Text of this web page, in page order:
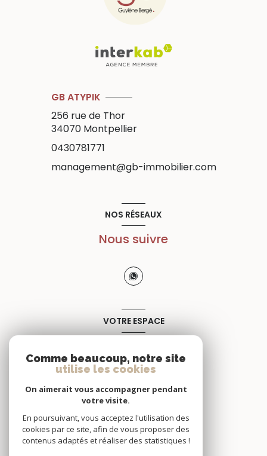
GB ATYPIK
256 rue de Thor
34070 Montpellier
0430781771
management@gb-immobilier.com
NOS RÉSEAUX
Nous suivre
VOTRE ESPACE
Comme beaucoup, notre site
utilise les cookies
On aimerait vous accompagner pendant
votre visite.
En poursuivant, vous acceptez l'utilisation des
cookies par ce site, afin de vous proposer des
contenus adaptés et réaliser des statistiques !